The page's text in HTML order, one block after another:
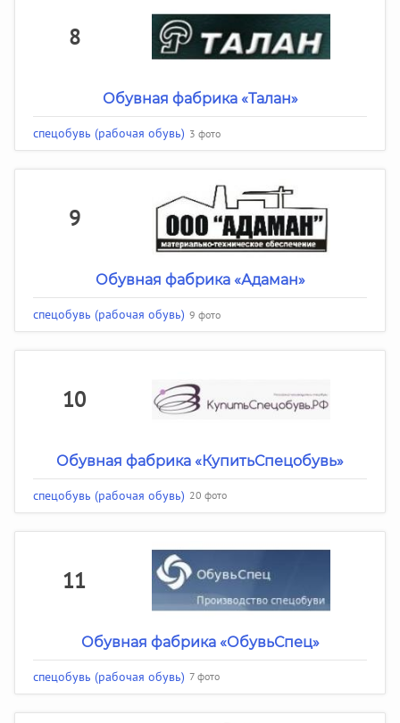
8
Обувная фабрика «Талан»
спецобувь (рабочая обувь) 3 фото
9
Обувная фабрика «Адаман»
спецобувь (рабочая обувь) 9 фото
10
Обувная фабрика «КупитьСпецобувь»
спецобувь (рабочая обувь) 20 фото
11
Обувная фабрика «ОбувьСпец»
спецобувь (рабочая обувь) 7 фото